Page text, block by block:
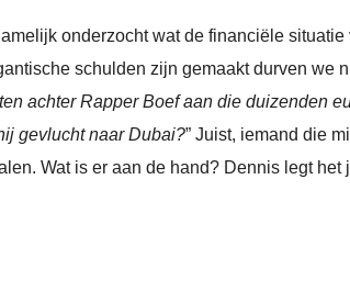
onderzocht wat de financiële
schulden zijn gemaakt durven we
achter Rapper Boef aan die duizenden
gevlucht naar Dubai?” Juist, iemand die
Wat is er aan de hand? Dennis legt het